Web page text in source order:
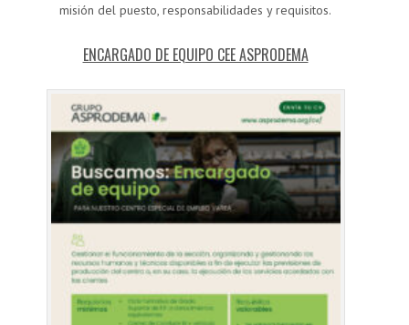
misión del puesto, responsabilidades y requisitos.
ENCARGADO DE EQUIPO CEE ASPRODEMA